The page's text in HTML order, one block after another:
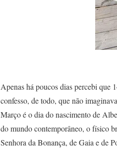
Apenas há poucos dias percebi que
confesso, de todo, que não
Março é o dia do nascimento de
do mundo contemporâneo, o físico
Senhora da Bonança, de Gaia e de